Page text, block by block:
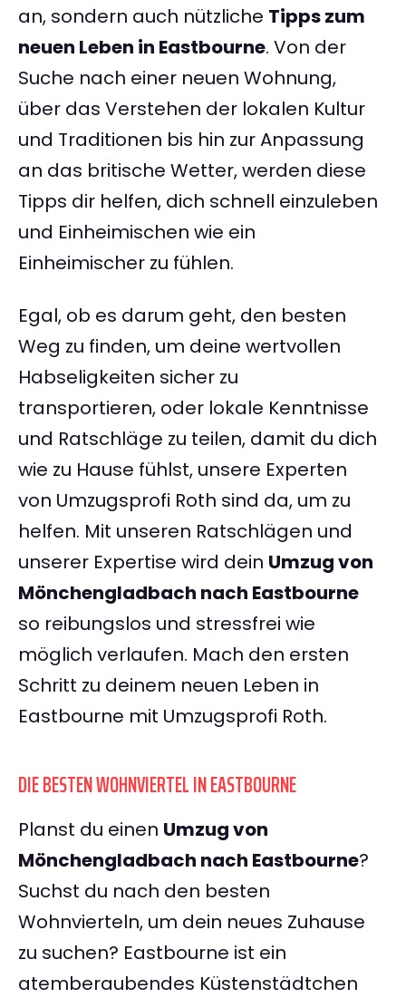
an, sondern auch nützliche Tipps zum
neuen Leben in Eastbourne. Von der
Suche nach einer neuen Wohnung,
über das Verstehen der lokalen Kultur
und Traditionen bis hin zur Anpassung
an das britische Wetter, werden diese
Tipps dir helfen, dich schnell einzuleben
und Einheimischen wie ein
Einheimischer zu fühlen.
Egal, ob es darum geht, den besten
Weg zu finden, um deine wertvollen
Habseligkeiten sicher zu
transportieren, oder lokale Kenntnisse
und Ratschläge zu teilen, damit du dich
wie zu Hause fühlst, unsere Experten
von Umzugsprofi Roth sind da, um zu
helfen. Mit unseren Ratschlägen und
unserer Expertise wird dein Umzug von
Mönchengladbach nach Eastbourne
so reibungslos und stressfrei wie
möglich verlaufen. Mach den ersten
Schritt zu deinem neuen Leben in
Eastbourne mit Umzugsprofi Roth.
DIE BESTEN WOHNVIERTEL IN EASTBOURNE
Planst du einen Umzug von
Mönchengladbach nach Eastbourne?
Suchst du nach den besten
Wohnvierteln, um dein neues Zuhause
zu suchen? Eastbourne ist ein
atemberaubendes Küstenstädtchen